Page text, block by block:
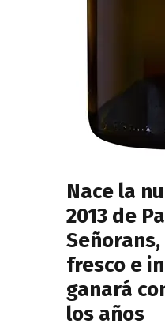
Nace la
2013 de
fresco e
ganará
los años